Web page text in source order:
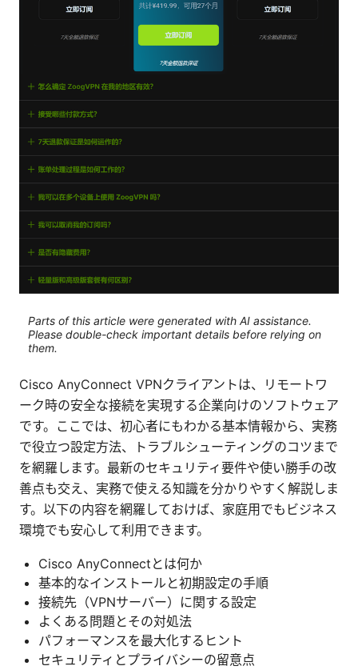
Parts of this article were generated with AI assistance.
Please double-check important details before relying on
them.
Cisco AnyConnect VPNクライアントは、リモートワ
ーク時の安全な接続を実現する企業向けのソフトウェア
です。ここでは、初心者にもわかる基本情報から、実務
で役立つ設定方法、トラブルシューティングのコツまで
を網羅します。最新のセキュリティ要件や使い勝手の改
善点も交え、実務で使える知識を分かりやすく解説しま
す。以下の内容を網羅しておけば、家庭用でもビジネス
環境でも安心して利用できます。
Cisco AnyConnectとは何か
基本的なインストールと初期設定の手順
接続先（VPNサーバー）に関する設定
よくある問題とその対処法
パフォーマンスを最大化するヒント
セキュリティとプライバシーの留意点